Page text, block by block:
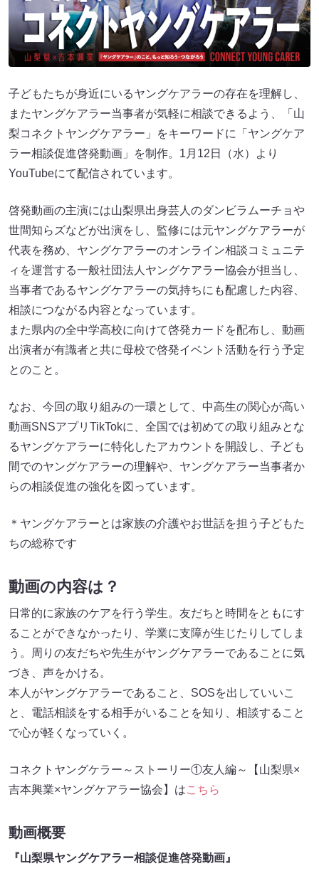
子どもたちが身近にいるヤングケアラーの存在を理解し、
またヤングケアラー当事者が気軽に相談できるよう、「山
梨コネクトヤングケアラー」をキーワードに「ヤングケア
ラー相談促進啓発動画」を制作。1月12日（水）より
YouTubeにて配信されています。
啓発動画の主演には山梨県出身芸人のダンビラムーチョや
世間知らズなどが出演をし、監修には元ヤングケアラーが
代表を務め、ヤングケアラーのオンライン相談コミュニテ
ィを運営する一般社団法人ヤングケアラー協会が担当し、
当事者であるヤングケアラーの気持ちにも配慮した内容、
相談につながる内容となっています。
また県内の全中学高校に向けて啓発カードを配布し、動画
出演者が有識者と共に母校で啓発イベント活動を行う予定
とのこと。
なお、今回の取り組みの一環として、中高生の関心が高い
動画SNSアプリTikTokに、全国では初めての取り組みとな
るヤングケアラーに特化したアカウントを開設し、子ども
間でのヤングケアラーの理解や、ヤングケアラー当事者か
らの相談促進の強化を図っています。
＊ヤングケアラーとは家族の介護やお世話を担う子どもた
ちの総称です
動画の内容は？
日常的に家族のケアを行う学生。友だちと時間をともにす
ることができなかったり、学業に支障が生じたりしてしま
う。周りの友だちや先生がヤングケアラーであることに気
づき、声をかける。
本人がヤングケアラーであること、SOSを出していいこ
と、電話相談をする相手がいることを知り、相談すること
で心が軽くなっていく。
コネクトヤングケラー～ストーリー①友人編～【山梨県×
吉本興業×ヤングケアラー協会】はこちら
動画概要
『山梨県ヤングケアラー相談促進啓発動画』